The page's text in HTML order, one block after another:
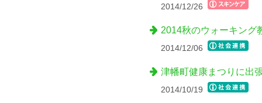
2014/12/26
2014秋のウォーキング
2014/12/06
津幡町健康まつりに出
2014/10/19